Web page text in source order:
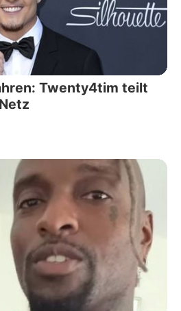
Twenty4tim teilt